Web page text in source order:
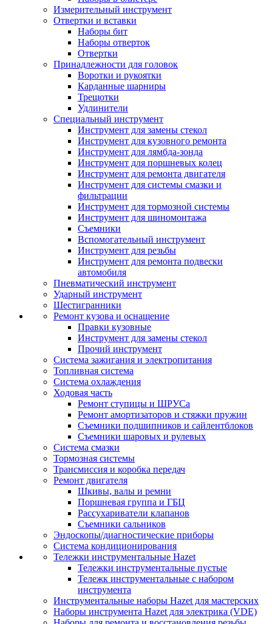
Измерительный инструмент
Отвертки и вставки
Наборы бит
Наборы отверток
Отвертки
Принадлежности для головок
Воротки и рукоятки
Карданные шарниры
Трещотки
Удлинители
Специальный инструмент
Инструмент для замены стекол
Инструмент для кузовного ремонта
Инструмент для лямбда-зонда
Инструмент для поршневых колец
Инструмент для ремонта двигателя
Инструмент для системы смазки и
фильтрации
Инструмент для тормозной системы
Инструмент для шиномонтажа
Съемники
Вспомогательный инструмент
Инструмент для резьбы
Инструмент для ремонта подвески
автомобиля
Пневматический инструмент
Ударный инструмент
Шестигранники
Ремонт кузова и оснащение
Правки кузовные
Инструмент для замены стекол
Прочий инструмент
Система зажигания и электропитания
Топливная система
Система охлаждения
Ходовая часть
Ремонт ступицы и ШРУСа
Ремонт амортизаторов и стяжки пружин
Съемники подшипников и сайлентблоков
Съемники шаровых и рулевых
Система смазки
Тормозная системы
Трансмиссия и коробка передач
Ремонт двигателя
Шкивы, валы и ремни
Поршневая группа и ГБЦ
Рассухариватели клапанов
Съемники сальников
Эндоскопы/диагностические приборы
Система кондиционирования
Тележки инструментальные Hazet
Тележки инструментальные пустые
Тележк инструментальные с набором
инструмента
Инструментальные наборы Hazet для мастерских
Наборы инструмента Hazet для электрика (VDE)